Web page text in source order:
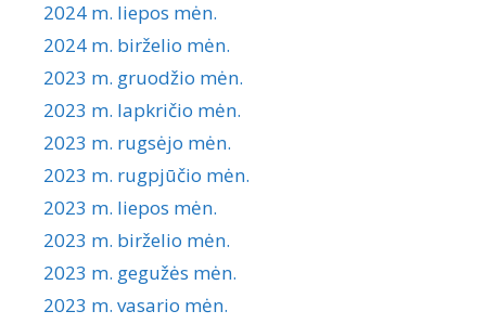
2024 m. liepos mėn.
2024 m. birželio mėn.
2023 m. gruodžio mėn.
2023 m. lapkričio mėn.
2023 m. rugsėjo mėn.
2023 m. rugpjūčio mėn.
2023 m. liepos mėn.
2023 m. birželio mėn.
2023 m. gegužės mėn.
2023 m. vasario mėn.